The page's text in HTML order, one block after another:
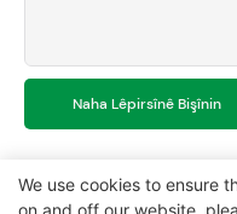
Naha Lêpirsînê Bişînin
We use cookies to ensure
on and off our website.